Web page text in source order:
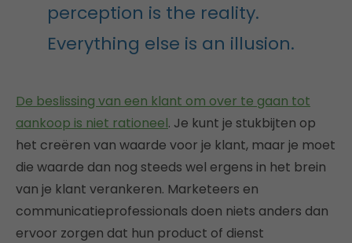
perception is the reality.
Everything else is an illusion.
De beslissing van een klant om over te gaan tot
aankoop is niet rationeel. Je kunt je stukbijten op
het creëren van waarde voor je klant, maar je moet
die waarde dan nog steeds wel ergens in het brein
van je klant verankeren. Marketeers en
communicatieprofessionals doen niets anders dan
ervoor zorgen dat hun product of dienst